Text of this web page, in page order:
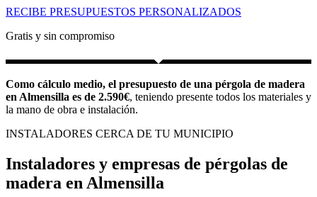
RECIBE PRESUPUESTOS PERSONALIZADOS
Gratis y sin compromiso
Como cálculo medio, el presupuesto de una pérgola de madera
en Almensilla es de 2.590€, teniendo presente todos los materiales y
la mano de obra e instalación.
INSTALADORES CERCA DE TU MUNICIPIO
Instaladores y empresas de pérgolas de
madera en Almensilla